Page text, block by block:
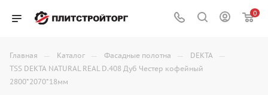
0
Главная — Каталог — Фасадные полотна — DEKTA —
TSS DEKTA NATURAL REAL D.408 Дуб Честер кофейный
2800*2070*18мм